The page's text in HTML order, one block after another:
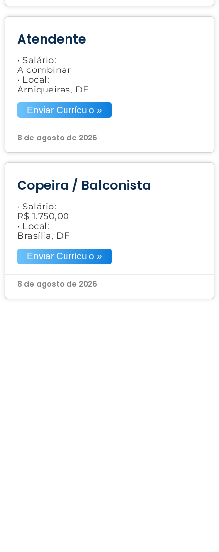
Atendente
• Salário:
A combinar
• Local:
Arniqueiras, DF
Enviar Currículo »
8 de agosto de 2026
Copeira / Balconista
• Salário:
R$ 1.750,00
• Local:
Brasília, DF
Enviar Currículo »
8 de agosto de 2026